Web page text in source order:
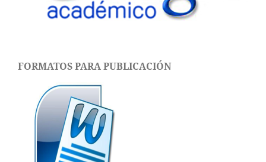
FORMATOS PARA PUBLICACIÓN